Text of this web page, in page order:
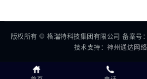
版权所有 © 格瑞特科技集团有限公司 备案号
技术支持：神州通达网络